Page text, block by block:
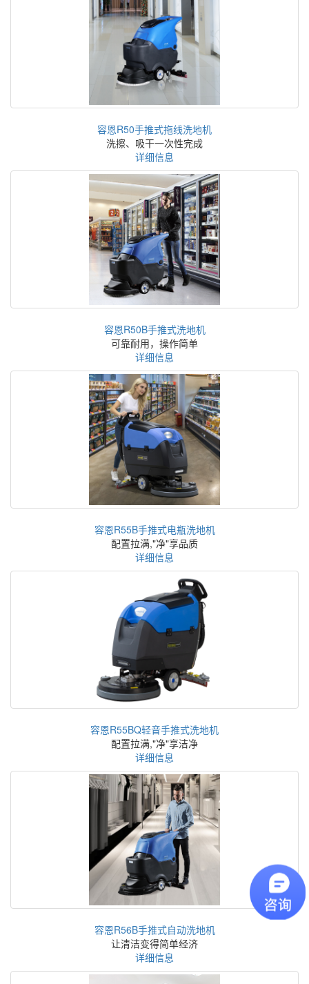
容恩R50手推式拖线洗地机
洗擦、吸干一次性完成
详细信息
容恩R50B手推式洗地机
可靠耐用，操作简单
详细信息
容恩R55B手推式电瓶洗地机
配置拉满,"净"享品质
详细信息
容恩R55BQ轻音手推式洗地机
配置拉满,"净"享洁净
详细信息
容恩R56B手推式自动洗地机
让清洁变得简单经济
详细信息